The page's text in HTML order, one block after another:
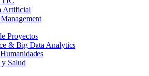
Artificial
Proyectos
& Big Data Analytics
Salud